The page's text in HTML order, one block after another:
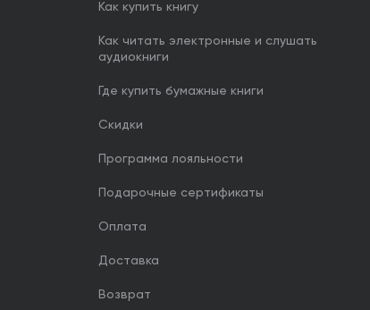
Как купить книгу
Как читать электронные и слушать
аудиокниги
Где купить бумажные книги
Скидки
Программа лояльности
Подарочные сертификаты
Оплата
Доставка
Возврат